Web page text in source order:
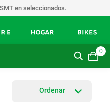
en seleccionados.
0